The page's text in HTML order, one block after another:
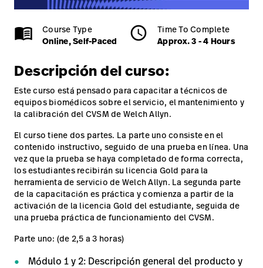
con nosotros
Carreras launch
Portal
launch
Portal
menu_book Course Type
Online, Self-Paced schedule Time To Complete
Approx. 3 - 4 Hours
CVSM 6000 series - Connex Vital Signs Monitor
- Repair training
Online, Self-Paced
Descripción del curso:
Este curso está pensado para capacitar a técnicos de
equipos biomédicos sobre el servicio, el mantenimiento y
la calibración del CVSM de Welch Allyn.
El curso tiene dos partes. La parte uno consiste en el
contenido instructivo, seguido de una prueba en línea. Una
vez que la prueba se haya completado de forma correcta,
los estudiantes recibirán su licencia Gold para la
herramienta de servicio de Welch Allyn. La segunda parte
de la capacitación es práctica y comienza a partir de la
activación de la licencia Gold del estudiante, seguida de
una prueba práctica de funcionamiento del CVSM.
Parte uno: (de 2,5 a 3 horas)
Módulo 1 y 2: Descripción general del producto y